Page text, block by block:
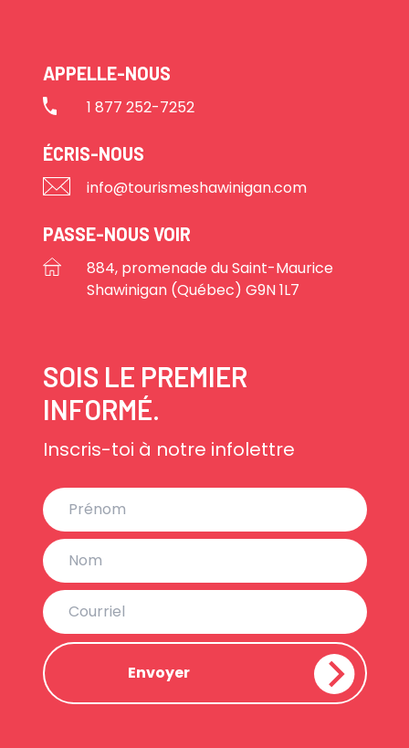
APPELLE-NOUS
1 877 252-7252
ÉCRIS-NOUS
info@tourismeshawinigan.com
PASSE-NOUS VOIR
884, promenade du Saint-Maurice
Shawinigan (Québec) G9N 1L7
SOIS LE PREMIER
INFORMÉ.
Inscris-toi à notre infolettre